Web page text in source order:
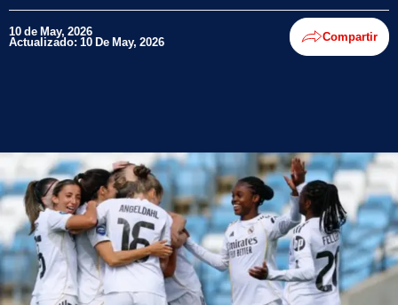
10 de May, 2026
Actualizado: 10 De May, 2026 Compartir